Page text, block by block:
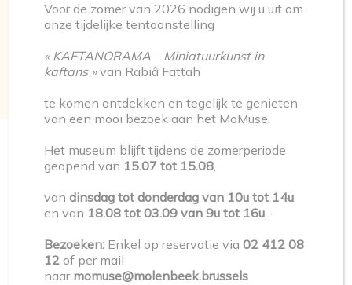
Voor de zomer van 2026 nodigen wij u uit om
onze tijdelijke tentoonstelling
« KAFTANORAMA – Miniatuurkunst in
kaftans »van Rabiâ Fattah
te komen ontdekken en tegelijk te genieten
van een mooi bezoek aan het MoMuse.
Het museum blijft tijdens de zomerperiode
geopend van 15.07 tot 15.08,
vandinsdag tot donderdag van 10u tot 14u,
en van 18.08 tot 03.09 van 9u tot 16u. ·
Bezoeken: Enkel op reservatie via02 412 08
12 of per mail
naar momuse@molenbeek.brussels